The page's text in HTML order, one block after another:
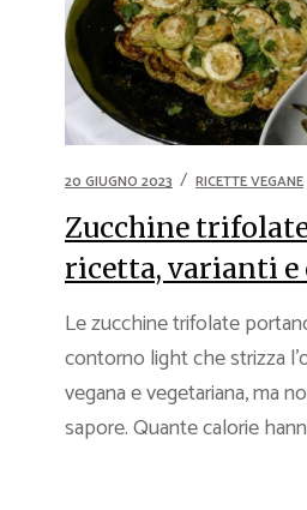
20 GIUGNO 2023 RICETTE VEGANE
Zucchine
ricetta, varianti
Le zucchine trifolate
contorno light che strizza
vegana e vegetariana, ma
sapore. Quante calorie